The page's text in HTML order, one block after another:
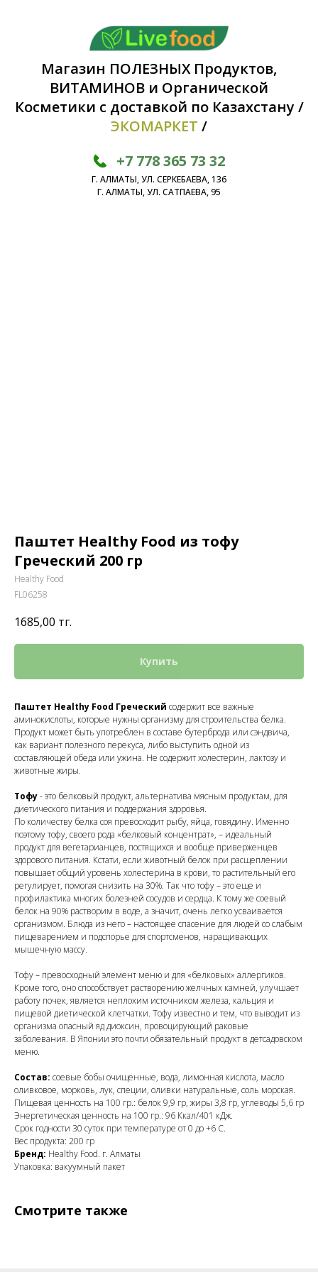
Магазин ПОЛЕЗНЫХ Продуктов,
ВИТАМИНОВ и Органической
Косметики с доставкой по Казахстану /
ЭКОМАРКЕТ /
+7 778 365 73 32
Г. АЛМАТЫ, УЛ. СЕРКЕБАЕВА, 136
Г. АЛМАТЫ, УЛ. САТПАЕВА, 95
Паштет Healthy Food из тофу
Греческий 200 гр
Healthy Food
FL06258
1685,00 тг.
Купить
Паштет Healthy Food Греческий содержит все важные
аминокислоты, которые нужны организму для строительства белка.
Продукт может быть употреблен в составе бутерброда или сэндвича,
как вариант полезного перекуса, либо выступить одной из
составляющей обеда или ужина. Не содержит холестерин, лактозу и
животные жиры.
Тофу- это белковый продукт, альтернатива мясным продуктам, для
диетического питания и поддержания здоровья.
По количеству белка соя превосходит рыбу, яйца, говядину. Именно
поэтому тофу, своего рода «белковый концентрат», – идеальный
продукт для вегетарианцев, постящихся и вообще приверженцев
здорового питания. Кстати, если животный белок при расщеплении
повышает общий уровень холестерина в крови, то растительный его
регулирует, помогая снизить на 30%. Так что тофу – это еще и
профилактика многих болезней сосудов и сердца. К тому же соевый
белок на 90% растворим в воде, а значит, очень легко усваивается
организмом. Блюда из него – настоящее спасение для людей со слабым
пищеварением и подспорье для спортсменов, наращивающих
мышечную массу.
Тофу – превосходный элемент меню и для «белковых» аллергиков.
Кроме того, оно способствует растворению желчных камней, улучшает
работу почек, является неплохим источником железа, кальция и
пищевой диетической клетчатки. Тофу известно и тем, что выводит из
организма опасный яд диоксин, провоцирующий раковые
заболевания. В Японии это почти обязательный продукт в детсадовском
меню.
Состав: соевые бобы очищенные, вода, лимонная кислота, масло
оливковое, морковь, лук, специи, оливки натуральные, соль морская.
Пищевая ценность на 100 гр.: белок 9,9 гр, жиры 3,8 гр, углеводы 5,6 гр
Энергетическая ценность на 100 гр.: 96 Ккал/401 кДж.
Срок годности 30 суток при температуре от 0 до +6 С.
Вес продукта: 200 гр
Бренд: Healthy Food. г. Алматы
Упаковка: вакуумный пакет
Смотрите также